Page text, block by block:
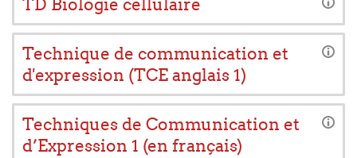
TD Biologie cellulaire
Technique de communication et
d'expression (TCE anglais 1)
Techniques de Communication et
d’Expression 1 (en français)